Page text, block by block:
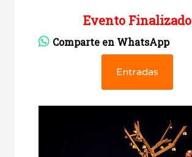
Evento Finalizado
Comparte en WhatsApp
Entradas